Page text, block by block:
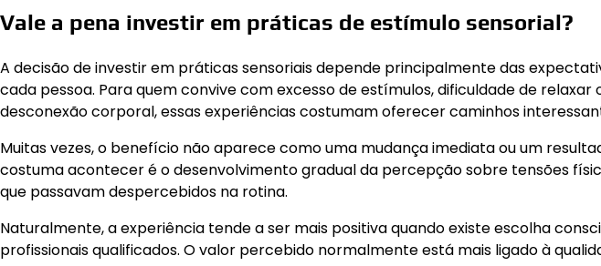
Vale a pena investir em práticas de estímulo sensorial?
A decisão de investir em práticas sensoriais depende principalmente das
cada pessoa. Para quem convive com excesso de estímulos, dificuldade de
desconexão corporal, essas experiências costumam oferecer caminhos
Muitas vezes, o benefício não aparece como uma mudança imediata ou um
costuma acontecer é o desenvolvimento gradual da percepção sobre tensões
que passavam despercebidos na rotina.
Naturalmente, a experiência tende a ser mais positiva quando existe escolha
profissionais qualificados. O valor percebido normalmente está mais ligado à